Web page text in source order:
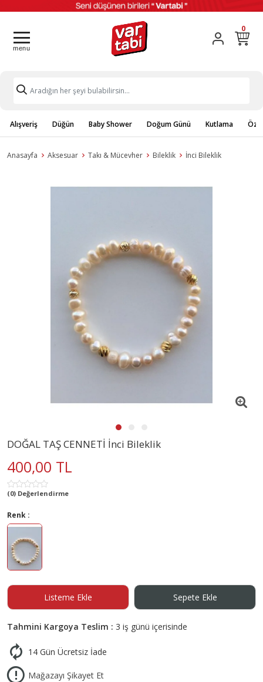
0
Alışveriş Düğün Baby Shower Doğum Günü Kutlama
Anasayfa Aksesuar Takı & Mücevher Bileklik İnci Bileklik
DOĞAL TAŞ CENNETİ İnci Bileklik
400,00 TL
(0) Değerlendirme
Renk :
Listeme Ekle Sepete Ekle
Tahmini Kargoya Teslim : 3 iş günü içerisinde
14 Gün Ücretsiz İade
Mağazayı Şikayet Et